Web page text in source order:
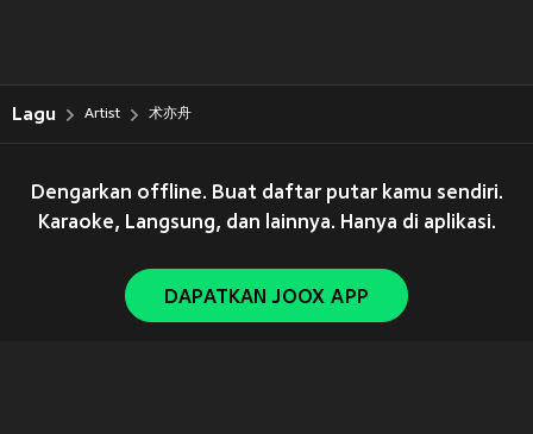
Lagu Artist 术亦舟
Dengarkan offline. Buat daftar putar kamu sendiri.
Karaoke, Langsung, dan lainnya. Hanya di aplikasi.
DAPATKAN JOOX APP